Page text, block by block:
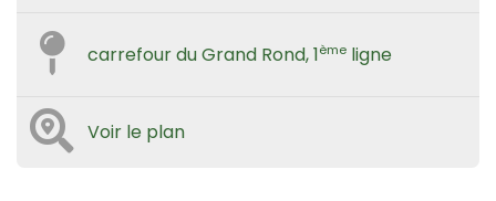
carrefour du Grand Rond, 1ème ligne
Voir le plan